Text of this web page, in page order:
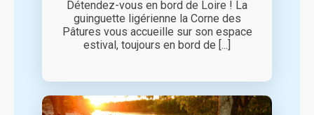
Détendez-vous en bord de Loire ! La
guinguette ligérienne la Corne des
Pâtures vous accueille sur son espace
estival, toujours en bord de [...]